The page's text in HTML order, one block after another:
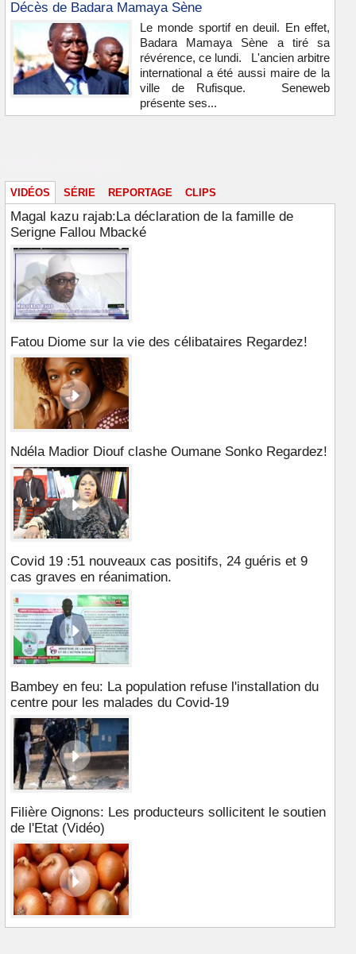
Décès de Badara Mamaya Sène
Le monde sportif en deuil. En effet,
Badara Mamaya Sène a tiré sa
révérence, ce lundi. L'ancien arbitre
international a été aussi maire de la
ville de Rufisque. Seneweb
présente ses...
VIDÉOS SÉRIE REPORTAGE CLIPS
Magal kazu rajab:La déclaration de la famille de
Serigne Fallou Mbacké
Fatou Diome sur la vie des célibataires Regardez!
Ndéla Madior Diouf clashe Oumane Sonko Regardez!
Covid 19 :51 nouveaux cas positifs, 24 guéris et 9
cas graves en réanimation.
Bambey en feu: La population refuse l'installation du
centre pour les malades du Covid-19
Filière Oignons: Les producteurs sollicitent le soutien
de l'Etat (Vidéo)